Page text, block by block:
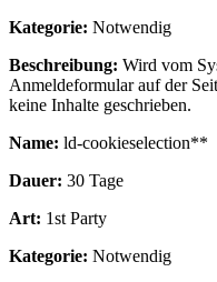
Kategorie: Notwendig
Beschreibung: Wird vom
Anmeldeformular auf der
keine Inhalte geschrieben.
Name: ld-cookieselection**
Dauer: 30 Tage
Art: 1st Party
Kategorie: Notwendig